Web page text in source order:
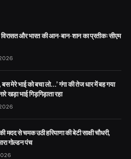
विरासत और भारत की आन-बान-शान का प्रतीकः सीएम
मेरे भाई को बचा लो…’ गंगा की तेज धार में बह गया
खड़ा भाई गिड़गिड़ाता रहा
मदद से चमक उठी हरियाणा की बेटी साक्षी चौधरी,
गोल्डन पंच